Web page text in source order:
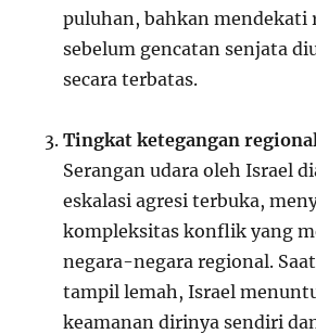
puluhan, bahkan mendekati
sebelum gencatan senjata
secara terbatas.
Tingkat ketegangan regional
Serangan udara oleh Israel
eskalasi agresi terbuka,
kompleksitas konflik yang
negara-negara regional.
tampil lemah, Israel
keamanan dirinya sendiri